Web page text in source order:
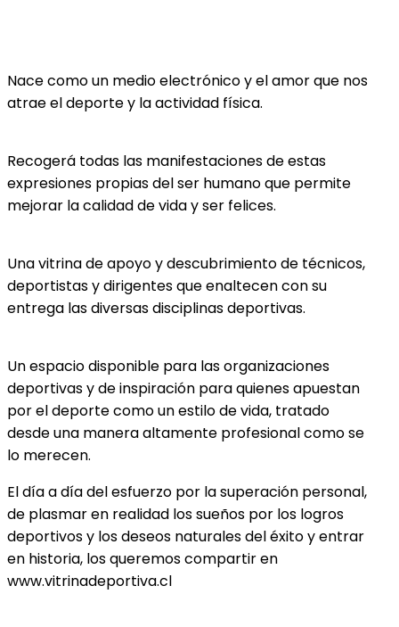
Nace como un medio electrónico y el amor que nos
atrae el deporte y la actividad física.
Recogerá todas las manifestaciones de estas
expresiones propias del ser humano que permite
mejorar la calidad de vida y ser felices.
Una vitrina de apoyo y descubrimiento de técnicos,
deportistas y dirigentes que enaltecen con su
entrega las diversas disciplinas deportivas.
Un espacio disponible para las organizaciones
deportivas y de inspiración para quienes apuestan
por el deporte como un estilo de vida, tratado
desde una manera altamente profesional como se
lo merecen.
El día a día del esfuerzo por la superación personal,
de plasmar en realidad los sueños por los logros
deportivos y los deseos naturales del éxito y entrar
en historia, los queremos compartir en
www.vitrinadeportiva.cl